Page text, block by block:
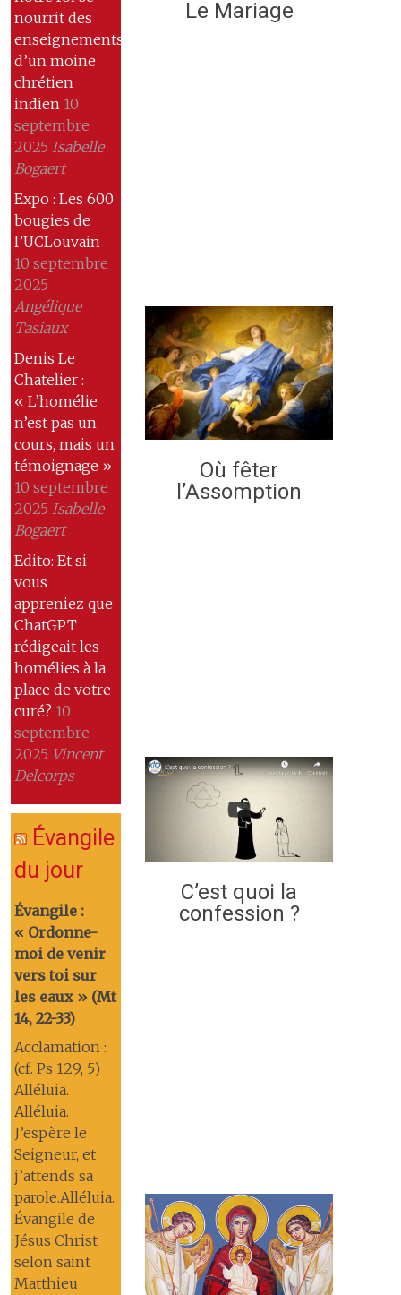
nourrit des
enseignements
d’un moine
chrétien
indien 10
septembre
2025 Isabelle
Bogaert
Expo : Les 600
bougies de
l’UCLouvain
10 septembre
2025
Angélique
Tasiaux
Denis Le
Chatelier :
« L’homélie
n’est pas un
cours, mais un
témoignage »
10 septembre
2025 Isabelle
Bogaert
Edito: Et si
vous
appreniez que
ChatGPT
rédigeait les
homélies à la
place de votre
curé? 10
septembre
2025 Vincent
Delcorps
Évangile
du jour
Évangile :
« Ordonne-
moi de venir
vers toi sur
les eaux » (Mt
14, 22-33)
Acclamation :
(cf. Ps 129, 5)
Alléluia.
Alléluia.
J’espère le
Seigneur, et
j’attends sa
parole.Alléluia.
Évangile de
Jésus Christ
selon saint
Matthieu
Le Mariage
Où fêter
l’Assomption
C’est quoi la
confession ?